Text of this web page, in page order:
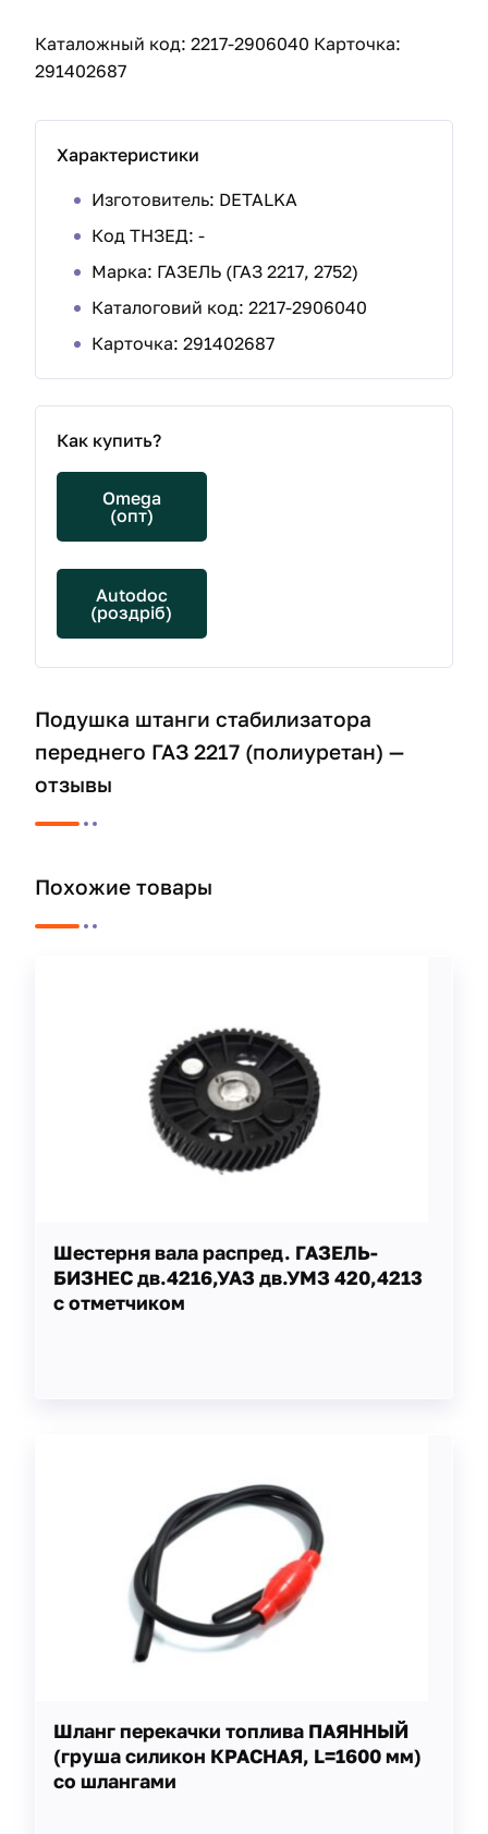
Каталожный код: 2217-2906040 Карточка:
291402687
Характеристики
Изготовитель: DETALKA
Код ТНЗЕД: -
Марка: ГАЗЕЛЬ (ГАЗ 2217, 2752)
Каталоговий код: 2217-2906040
Карточка: 291402687
Как купить?
Omega
(опт)
Autodoc
(роздріб)
Подушка штанги стабилизатора
переднего ГАЗ 2217 (полиуретан) —
отзывы
Похожие товары
Шестерня вала распред. ГАЗЕЛЬ-
БИЗНЕС дв.4216,УАЗ дв.УМЗ 420,4213
с отметчиком
Шланг перекачки топлива ПАЯННЫЙ
(груша силикон КРАСНАЯ, L=1600 мм)
со шлангами